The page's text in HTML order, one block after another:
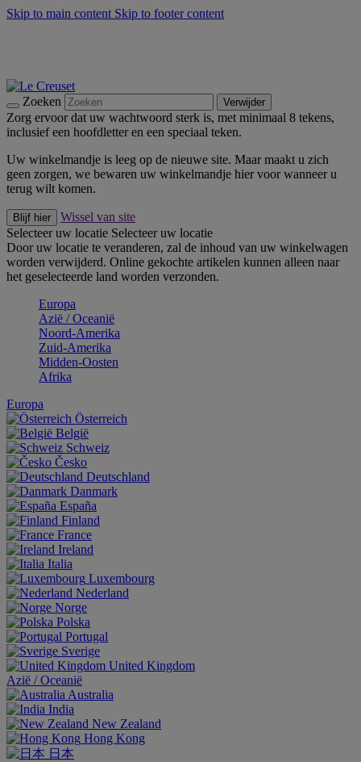
Skip to main content Skip to footer content
Zoeken Verwijder
Zorg ervoor dat uw wachtwoord sterk is, met minimaal 8 tekens,
inclusief een hoofdletter en een speciaal teken.
Uw winkelmandje is leeg op de nieuwe site. Maar maakt u zich
geen zorgen, we bewaren uw winkelmandje hier voor wanneer u
terug wilt komen.
Blijf hier
Wissel van site
Selecteer uw locatie Selecteer uw locatie
Door uw locatie te veranderen, zal de inhoud van uw winkelwagen
worden verwijderd. Online gekochte artikelen kunnen alleen naar
het geselecteerde land worden verzonden.
Europa
Aziё / Oceaniё
Noord-Amerika
Zuid-Amerika
Midden-Oosten
Afrika
Europa
Österreich
België
Schweiz
Česko
Deutschland
Danmark
España
Finland
France
Ireland
Italia
Luxembourg
Nederland
Norge
Polska
Portugal
Sverige
United Kingdom
Aziё / Oceaniё
Australia
India
New Zealand
Hong Kong
日本